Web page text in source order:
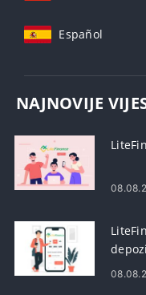
Español
NAJNOVIJE